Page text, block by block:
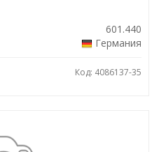
601.440
Германия
Код: 4086137-35